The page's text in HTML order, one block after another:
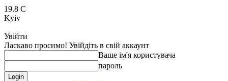
19.8 C
Kyiv
Увійти
Ласкаво просимо! Увійдіть в свій аккаунт
Ваше ім'я користувача
пароль